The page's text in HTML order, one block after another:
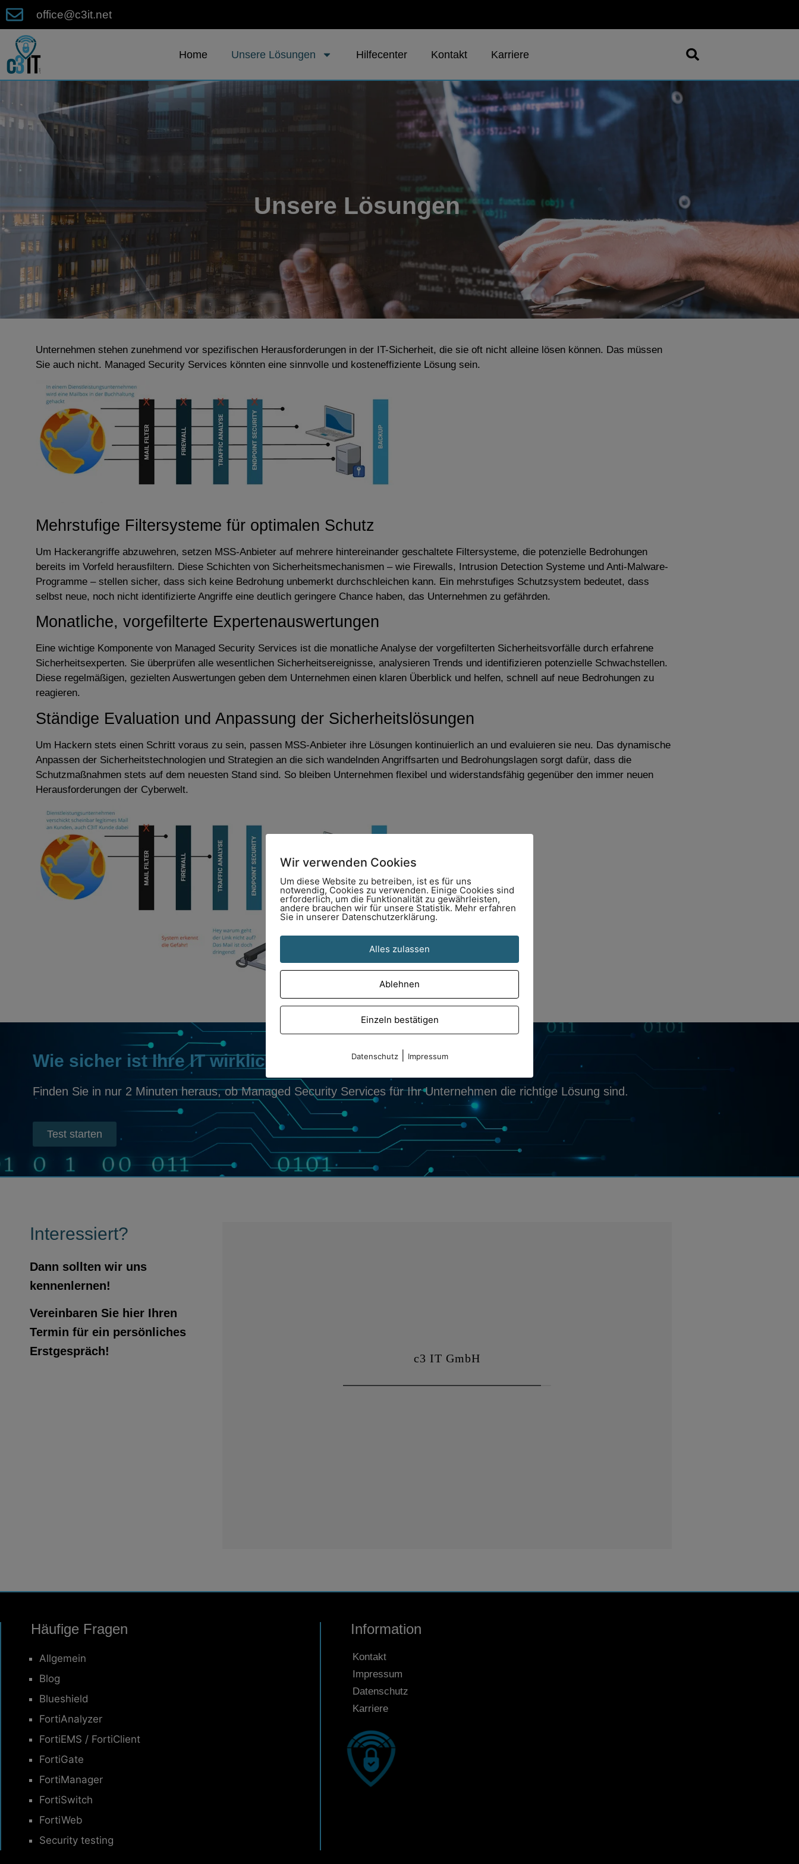
office@c3it.net
Home Unsere Lösungen Hilfecenter Kontakt Karriere
Unsere Lösungen
Unternehmen stehen zunehmend vor spezifischen Herausforderungen in der IT-Sicherheit, die sie oft nicht alleine lösen können. Das müssen
Sie auch nicht. Managed Security Services könnten eine sinnvolle und kosteneffiziente Lösung sein.
Mehrstufige Filtersysteme für optimalen Schutz
Um Hackerangriffe abzuwehren, setzen MSS-Anbieter auf mehrere hintereinander geschaltete Filtersysteme, die potenzielle Bedrohungen
bereits im Vorfeld herausfiltern. Diese Schichten von Sicherheitsmechanismen – wie Firewalls, Intrusion Detection Systeme und Anti-Malware-
Programme – stellen sicher, dass sich keine Bedrohung unbemerkt durchschleichen kann. Ein mehrstufiges Schutzsystem bedeutet, dass
selbst neue, noch nicht identifizierte Angriffe eine deutlich geringere Chance haben, das Unternehmen zu gefährden.
Monatliche, vorgefilterte Expertenauswertungen
Eine wichtige Komponente von Managed Security Services ist die monatliche Analyse der vorgefilterten Sicherheitsvorfälle durch erfahrene
Sicherheitsexperten. Sie überprüfen alle wesentlichen Sicherheitsereignisse, analysieren Trends und identifizieren potenzielle Schwachstellen.
Diese regelmäßigen, gezielten Auswertungen geben dem Unternehmen einen klaren Überblick und helfen, schnell auf neue Bedrohungen zu
reagieren.
Ständige Evaluation und Anpassung der Sicherheitslösungen
Um Hackern stets einen Schritt voraus zu sein, passen MSS-Anbieter ihre Lösungen kontinuierlich an und evaluieren sie neu. Das dynamische
Anpassen der Sicherheitstechnologien und Strategien an die sich wandelnden Angriffsarten und Bedrohungslagen sorgt dafür, dass die
Schutzmaßnahmen stets auf dem neuesten Stand sind. So bleiben Unternehmen flexibel und widerstandsfähig gegenüber den immer neuen
Herausforderungen der Cyberwelt.
Wie sicher ist Ihre IT wirklich?
Finden Sie in nur 2 Minuten heraus, ob Managed Security Services für Ihr Unternehmen die richtige Lösung sind.
Test starten
Interessiert?
Dann sollten wir uns
kennenlernen!
Vereinbaren Sie hier Ihren
Termin für ein persönliches
Erstgespräch!
Häufige Fragen
Allgemein
Blog
Blueshield
FortiAnalyzer
FortiEMS / FortiClient
FortiGate
FortiManager
FortiSwitch
FortiWeb
Security testing
Information
Kontakt
Impressum
Datenschutz
Karriere
Wir verwenden Cookies
Um diese Website zu betreiben, ist es für uns
notwendig, Cookies zu verwenden. Einige Cookies sind
erforderlich, um die Funktionalität zu gewährleisten,
andere brauchen wir für unsere Statistik. Mehr erfahren
Sie in unserer Datenschutzerklärung.
Alles zulassen
Ablehnen
Einzeln bestätigen
Datenschutz| Impressum